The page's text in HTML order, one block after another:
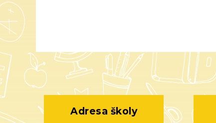
Adresa školy